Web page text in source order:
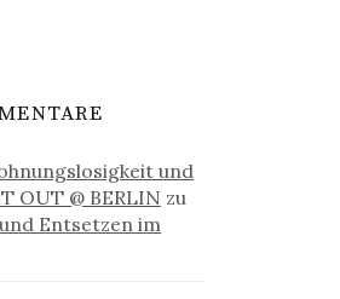
und
OUT @ BERLIN zu
Entsetzen im